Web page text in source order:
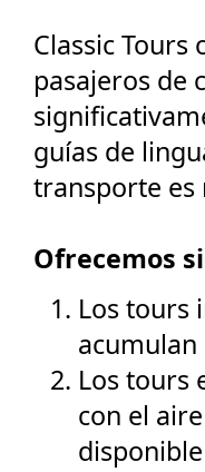
Classic Tours
pasajeros de
guías de
transporte es
Ofrecemos
Los tours
Los tours
con el